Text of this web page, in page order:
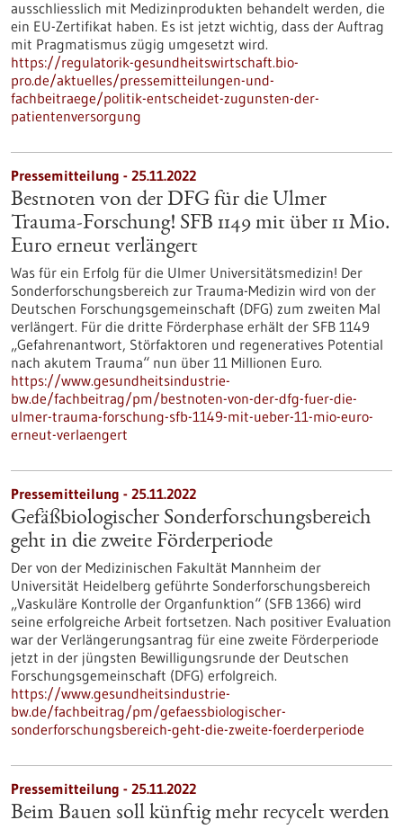
ausschliesslich mit Medizinprodukten behandelt werden, die
ein EU-Zertifikat haben. Es ist jetzt wichtig, dass der Auftrag
mit Pragmatismus zügig umgesetzt wird.
https://regulatorik-gesundheitswirtschaft.bio-
pro.de/aktuelles/pressemitteilungen-und-
fachbeitraege/politik-entscheidet-zugunsten-der-
patientenversorgung
Pressemitteilung - 25.11.2022
Bestnoten von der DFG für die Ulmer
Trauma-Forschung! SFB 1149 mit über 11 Mio.
Euro erneut verlängert
Was für ein Erfolg für die Ulmer Universitätsmedizin! Der
Sonderforschungsbereich zur Trauma-Medizin wird von der
Deutschen Forschungsgemeinschaft (DFG) zum zweiten Mal
verlängert. Für die dritte Förderphase erhält der SFB 1149
„Gefahrenantwort, Störfaktoren und regeneratives Potential
nach akutem Trauma“ nun über 11 Millionen Euro.
https://www.gesundheitsindustrie-
bw.de/fachbeitrag/pm/bestnoten-von-der-dfg-fuer-die-
ulmer-trauma-forschung-sfb-1149-mit-ueber-11-mio-euro-
erneut-verlaengert
Pressemitteilung - 25.11.2022
Gefäßbiologischer Sonderforschungsbereich
geht in die zweite Förderperiode
Der von der Medizinischen Fakultät Mannheim der
Universität Heidelberg geführte Sonderforschungsbereich
„Vaskuläre Kontrolle der Organfunktion“ (SFB 1366) wird
seine erfolgreiche Arbeit fortsetzen. Nach positiver Evaluation
war der Verlängerungsantrag für eine zweite Förderperiode
jetzt in der jüngsten Bewilligungsrunde der Deutschen
Forschungsgemeinschaft (DFG) erfolgreich.
https://www.gesundheitsindustrie-
bw.de/fachbeitrag/pm/gefaessbiologischer-
sonderforschungsbereich-geht-die-zweite-foerderperiode
Pressemitteilung - 25.11.2022
Beim Bauen soll künftig mehr recycelt werden